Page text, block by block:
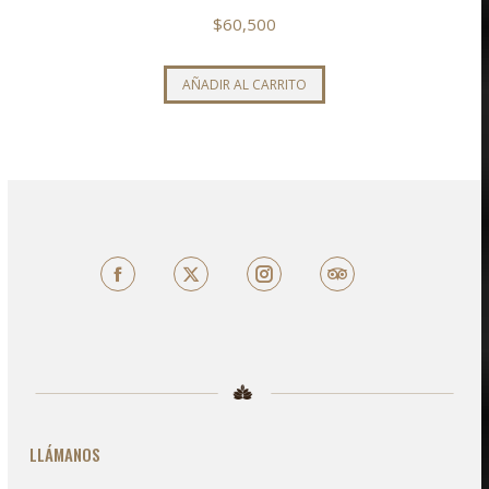
$60,500
AÑADIR AL CARRITO
FacebookX TripAdvisor
LLÁMANOS